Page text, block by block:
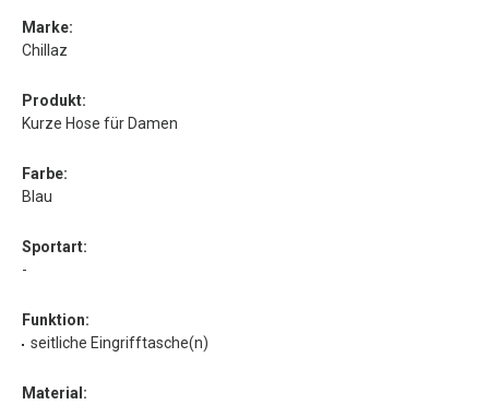
Marke:
Chillaz
Produkt:
Kurze Hose für Damen
Farbe:
Blau
Sportart:
-
Funktion:
seitliche Eingrifftasche(n)
Material: